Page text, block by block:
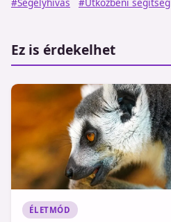
Ez is érdekelhet
ÉLETMÓD